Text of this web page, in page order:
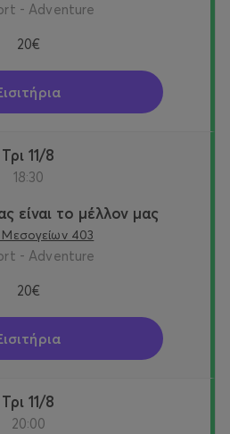
- Adventure
20€
Τρι 11/8
18:30
είναι το μέλλον μας
403
- Adventure
20€
Τρι 11/8
20:00